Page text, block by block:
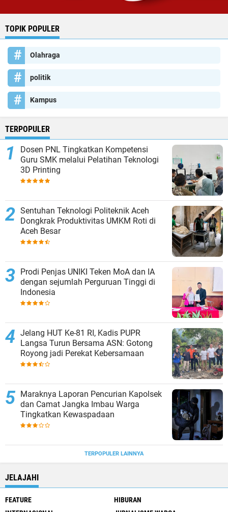
TOPIK POPULER
Olahraga
politik
Kampus
TERPOPULER
Dosen PNL Tingkatkan Kompetensi
Guru SMK melalui Pelatihan Teknologi
3D Printing
Sentuhan Teknologi Politeknik Aceh
Dongkrak Produktivitas UMKM Roti di
Aceh Besar
Prodi Penjas UNIKI Teken MoA dan IA
dengan sejumlah Perguruan Tinggi di
Indonesia
Jelang HUT Ke-81 RI, Kadis PUPR
Langsa Turun Bersama ASN: Gotong
Royong jadi Perekat Kebersamaan
Maraknya Laporan Pencurian Kapolsek
dan Camat Jangka Imbau Warga
Tingkatkan Kewaspadaan
TERPOPULER LAINNYA
JELAJAHI
FEATURE
HIBURAN